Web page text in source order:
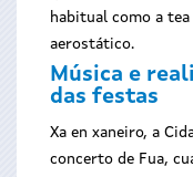
habitual como a
aerostático.
Música e
das festas
Xa en xaneiro, a
concerto de Fua,